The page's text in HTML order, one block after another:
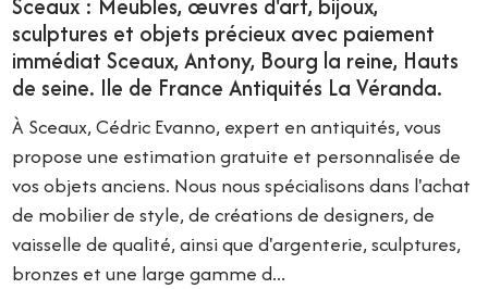
sculptures et objets précieux avec paiement
immédiat Sceaux, Antony, Bourg la reine, Hauts
de seine. Ile de France Antiquités La Véranda.
À Sceaux, Cédric Evanno, expert en antiquités, vous
propose une estimation gratuite et personnalisée de
vos objets anciens. Nous nous spécialisons dans l'achat
de mobilier de style, de créations de designers, de
vaisselle de qualité, ainsi que d'argenterie, sculptures,
bronzes et une large gamme d...